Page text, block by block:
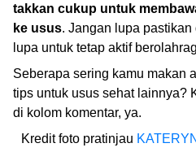
takkan cukup untuk
ke usus. Jangan lupa
lupa untuk tetap aktif
Seberapa sering kamu makan
tips untuk usus sehat lainnya?
di kolom komentar, ya.
Kredit foto pratinjau